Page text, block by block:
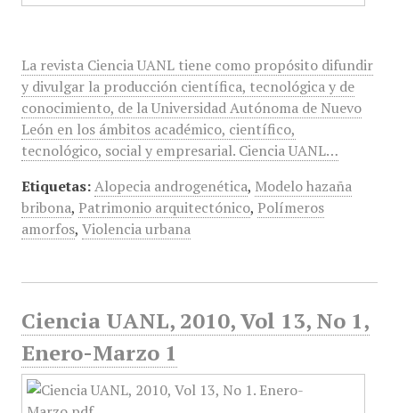
La revista Ciencia UANL tiene como propósito difundir
y divulgar la producción científica, tecnológica y de
conocimiento, de la Universidad Autónoma de Nuevo
León en los ámbitos académico, científico,
tecnológico, social y empresarial. Ciencia UANL…
Etiquetas: Alopecia androgenética, Modelo hazaña
bribona, Patrimonio arquitectónico, Polímeros
amorfos, Violencia urbana
Ciencia UANL, 2010, Vol 13, No 1,
Enero-Marzo 1